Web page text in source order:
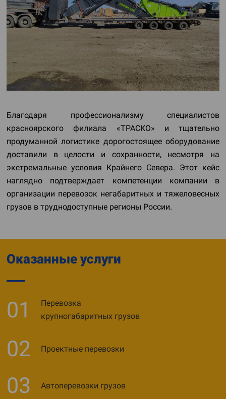
Благодаря профессионализму специалистов
красноярского филиала «ТРАСКО» и тщательно
продуманной логистике дорогостоящее оборудование
доставили в целости и сохранности, несмотря на
экстремальные условия Крайнего Севера. Этот кейс
наглядно подтверждает компетенции компании в
организации перевозок негабаритных и тяжеловесных
грузов в труднодоступные регионы России.
Оказанные услуги
01
Перевозка
крупногабаритных грузов
02 Проектные перевозки
03 Автоперевозки грузов